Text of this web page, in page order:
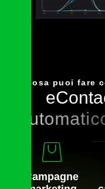
Cosa puoi fare
eConta
utomatico
Campagne